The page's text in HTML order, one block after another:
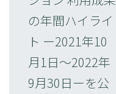
の年間ハイライ
ト ー2021年10
月1日～2022年
9月30日ーを公